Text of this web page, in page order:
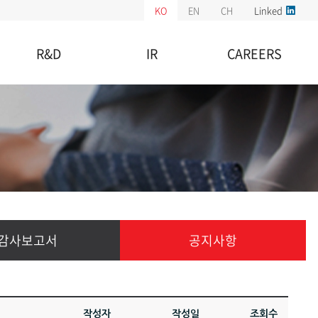
KO EN CH Linked
R&D
특허현황
IR
공시정보
재무정보
감사보고서
공지사항
CAREERS
복리후생
채용공고
사보고서 공지사항
작성자 작성일 조회수